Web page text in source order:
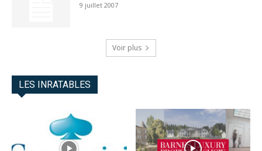
9 juillet 2007
Voir plus
LES INRATABLES